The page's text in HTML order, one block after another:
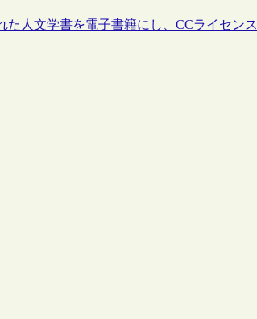
人文学書を電子書籍にし、CCライセンス